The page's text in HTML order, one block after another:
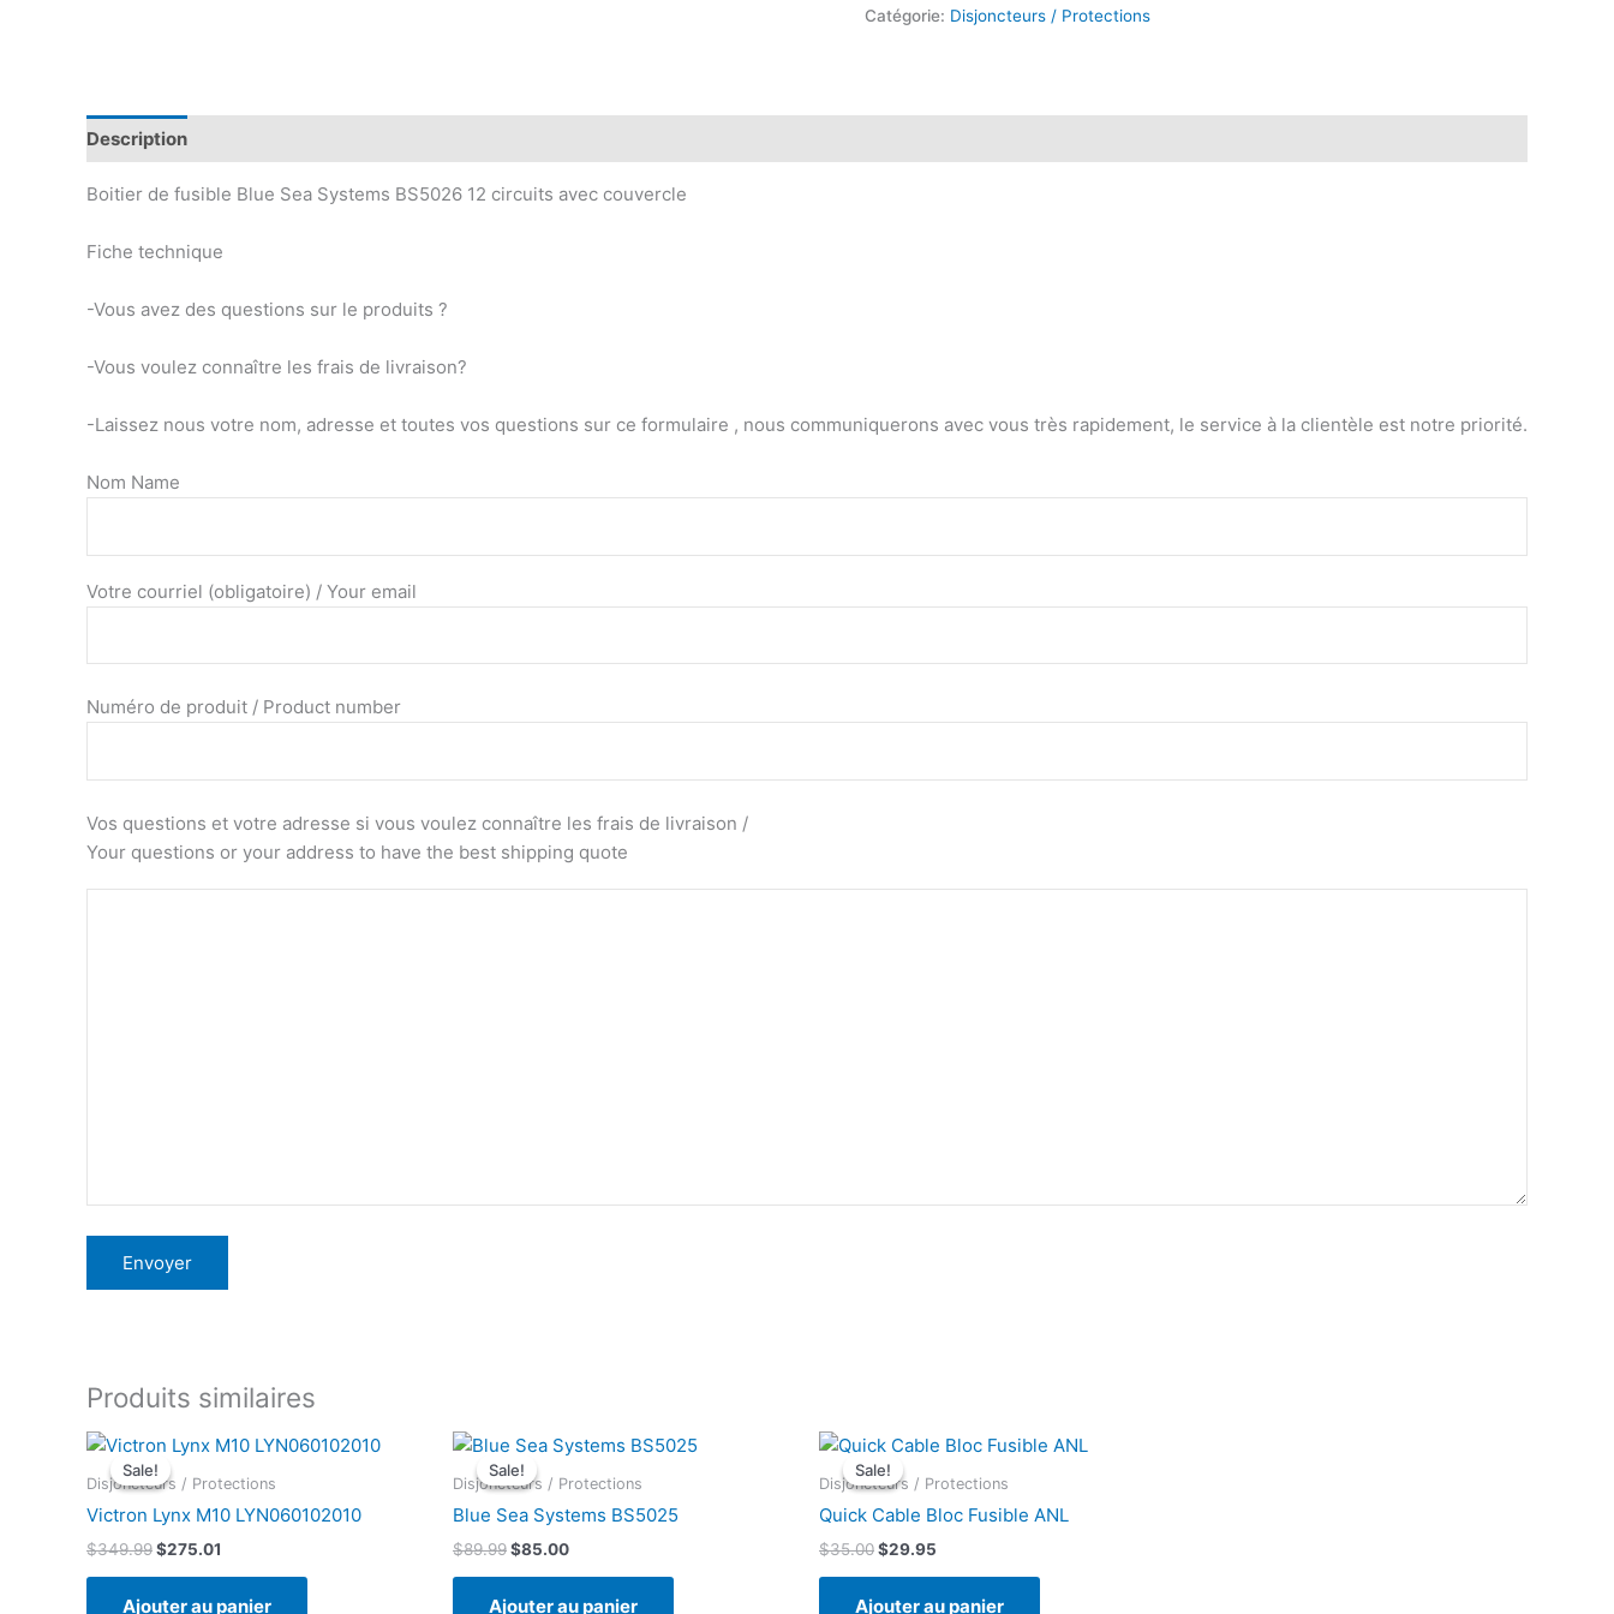
Catégorie: Disjoncteurs / Protections
Description
Boitier de fusible Blue Sea Systems BS5026 12 circuits avec couvercle
Fiche technique
-Vous avez des questions sur le produits ?
-Vous voulez connaître les frais de livraison?
-Laissez nous votre nom, adresse et toutes vos questions sur ce formulaire , nous communiquerons avec vous très rapidement, le service à la clientèle est notre priorité.
Nom Name
Votre courriel (obligatoire) / Your email
Numéro de produit / Product number
Vos questions et votre adresse si vous voulez connaître les frais de livraison /
Your questions or your address to have the best shipping quote
Produits similaires
Sale!
Sale!
Disjoncteurs / Protections
Victron Lynx M10 LYN060102010
$349.99Le
était :
$275.01
est :
Ajouter au panier
Sale!
Sale!
Disjoncteurs / Protections
Blue Sea Systems BS5025
$89.99Le
était :
$85.00Le
est :
Ajouter au panier
Sale!
Sale!
Disjoncteurs / Protections
Quick Cable Bloc Fusible ANL
$35.00Le
était :
$29.95
est :
Ajouter au panier